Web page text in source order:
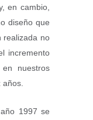
en cambio,
diseño que
realizada no
incremento
nuestros
años.
1997 se